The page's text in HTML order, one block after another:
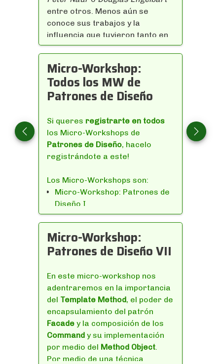
entre otros. Menos aún se
conoce sus trabajos y la
influencia que tuvieron tanto en
los lenguajes de programación
usamos.
SegúnAlan Kay, “nuestra cultura
es unacultura pop…
y por eso nos pasamos
reinventando la rueda pinchada
Este curso tiene los siguientes
Repasar la historia de nuestra
profesión en lo que respecta a
lenguajes de programación,
quiénes los hicieron, bajo qué
principios filosóficos y/o
comerciales (si los hubo), en
qué contextos históricos se
Conocer a los personajes
detrás de ellos, su manera de
pensar, qué lograron y qué no.
Hacer un ejercicio con cada
lenguaje, cuando lo amerite,
para poder compararlos de
manera práctica
Principalmente, discutir entre
Micro-Workshop:
Todos los MW de
Patrones de Diseño
Si queres registrarte en todos
los Micro-Workshops de
Patrones de Diseño, hacelo
registrándote a este!
Los Micro-Workshops son:
Micro-Workshop: Patrones de
Diseño I
Micro-Workshop: Patrones de
Micro-Workshop: Patrones de
Diseño III
Diseño IV
Micro-Workshop: Patrones de
Diseño V
Micro-Workshop: Patrones de
Diseño VI
Micro-Workshop: Patrones de
Diseño VII
Micro-Workshop:
Patrones de Diseño VII
En este micro-workshop nos
adentraremos en la importancia
del Template Method, el poder de
encapsulamiento del patrón
Facade y la composición de los
Command y su implementación
por medio del Method Object
Por medio de una técnica
Previous Next